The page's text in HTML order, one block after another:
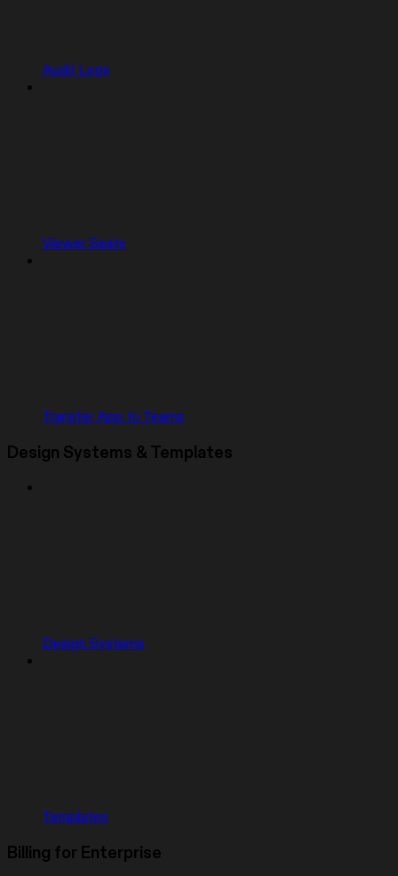
Audit Logs
Viewer Seats
Transfer App to Teams
Design Systems & Templates
Design Systems
Templates
Billing for Enterprise